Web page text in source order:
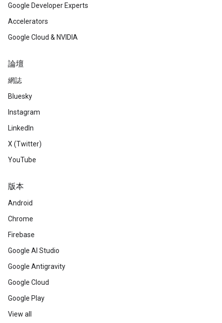
Google Developer Experts
Accelerators
Google Cloud & NVIDIA
論壇
網誌
Bluesky
Instagram
LinkedIn
X (Twitter)
YouTube
版本
Android
Chrome
Firebase
Google AI Studio
Google Antigravity
Google Cloud
Google Play
View all